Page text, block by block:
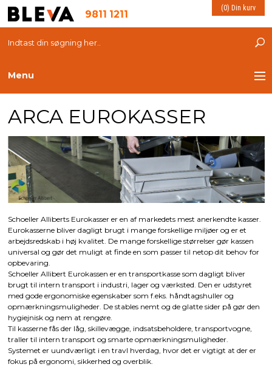
9811 1211 (0) Din kurv
Menu
TRANSPORT
PLASTKASSER
LØFTEUDSTYR
INDRETNING
ESD PRODUKTER
MILJØ OG VELFÆRD
ARCA EUROKASSER
Schoeller Alliberts Eurokasser er en af markedets mest anerkendte kasser.
Eurokasserne bliver dagligt brugt i mange forskellige miljøer og er et
arbejdsredskab i høj kvalitet. De mange forskellige størrelser gør kassen
universal og gør det muligt at finde en som passer til netop dit behov for
opbevaring.
Schoeller Allibert Eurokassen er en transportkasse som dagligt bliver
brugt til intern transport i industri, lager og værksted. Den er udstyret
med gode ergonomiske egenskaber som f.eks. håndtagshuller og
opmærkningsmuligheder. De stables nemt og de glatte sider på gør den
hygiejnisk og nem at rengøre.
Til kasserne fås der låg, skillevægge, indsatsbeholdere, transportvogne,
traller til intern transport og smarte opmærkningsmuligheder.
Systemet er uundværligt i en travl hverdag, hvor det er vigtigt at der er
fokus på ergonomi, sikkerhed og overblik.